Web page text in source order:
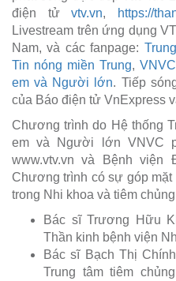
điện tửvtv.vn, https://
Livestream trên ứng dụng
Nam, và các fanpage:
Tin nóng miền Trung,
em và Người lớn. Tiếp
của Báo điện tử VnExpress
Chương trình do Hệ thống
em và Người lớn VNVC
www.vtv.vn và Bệnh
Chương trình có sự góp
trong Nhi khoa và tiêm
Bác sĩ Trương Hữu
Thần kinh bệnh viện
Bác sĩ Bạch Thị
Trung tâm tiêm